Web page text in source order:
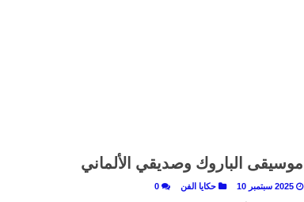
موسيقى الباروك وصديقي الألماني
2025 سبتمبر 10 حكايا الفن 0